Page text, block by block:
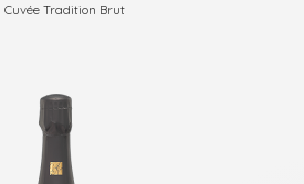
Cuvée Tradition Brut